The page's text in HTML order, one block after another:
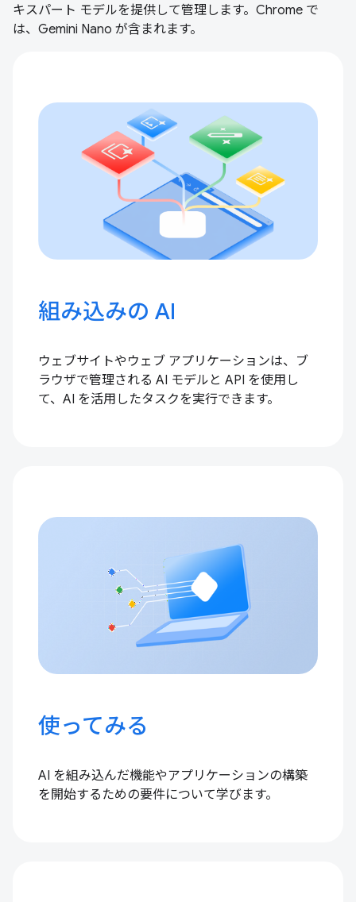
キスパート モデルを提供して管理します。Chrome で
は、Gemini Nano が含まれます。
組み込みの AI
ウェブサイトやウェブ アプリケーションは、ブ
ラウザで管理される AI モデルと API を使用し
て、AI を活用したタスクを実行できます。
使ってみる
AI を組み込んだ機能やアプリケーションの構築
を開始するための要件について学びます。